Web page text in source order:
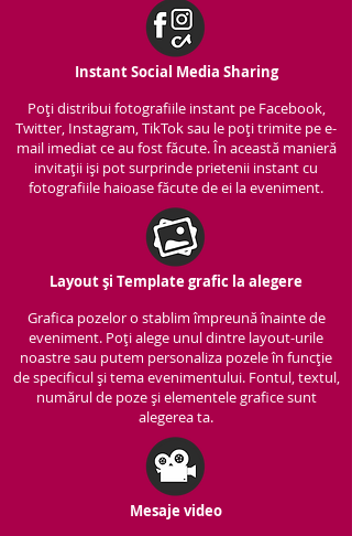
Instant Social Media Sharing
Poți distribui fotografiile instant pe Facebook,
Twitter, Instagram, TikTok sau le poți trimite pe e-
mail imediat ce au fost făcute. În această manieră
invitații iși pot surprinde prietenii instant cu
fotografiile haioase făcute de ei la eveniment.
Layout și Template grafic la alegere
Grafica pozelor o stablim împreună înainte de
eveniment. Poți alege unul dintre layout-urile
noastre sau putem personaliza pozele în funcție
de specificul și tema evenimentului. Fontul, textul,
numărul de poze și elementele grafice sunt
alegerea ta.
Mesaje video